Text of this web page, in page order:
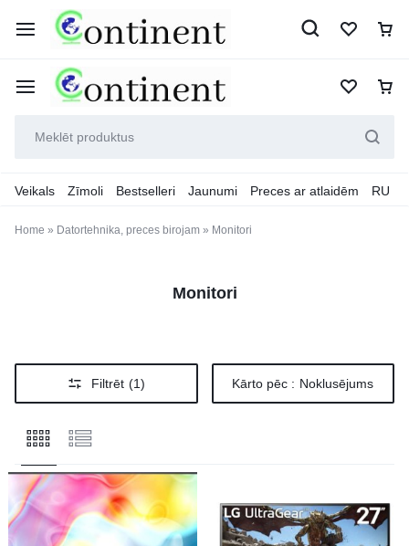
Veikals Zīmoli Bestselleri Jaunumi Preces ar atlaidēm RU
Home » Datortehnika, preces birojam » Monitori
Monitori
Filtrēt (1) Kārto pēc : Noklusējums